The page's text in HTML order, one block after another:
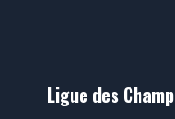
Ligue des